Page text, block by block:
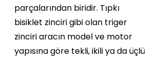
parçalarından biridir. Tıpkı
bisiklet zinciri gibi olan triger
zinciri aracın model ve motor
yapısına göre tekli, ikili ya da üçlü